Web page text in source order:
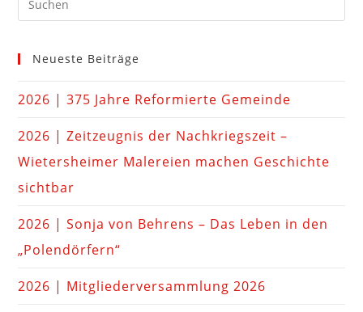
Neueste Beiträge
2026 | 375 Jahre Reformierte Gemeinde
2026 | Zeitzeugnis der Nachkriegszeit –
Wietersheimer Malereien machen Geschichte
sichtbar
2026 | Sonja von Behrens – Das Leben in den
„Polendörfern“
2026 | Mitgliederversammlung 2026